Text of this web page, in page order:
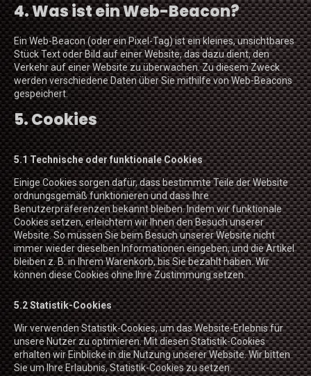
4. Was ist ein Web-Beacon?
Ein Web-Beacon (oder ein Pixel-Tag) ist ein kleines, unsichtbares
Stück Text oder Bild auf einer Website, das dazu dient, den
Verkehr auf einer Website zu überwachen. Zu diesem Zweck
werden verschiedene Daten über Sie mithilfe von Web-Beacons
gespeichert.
5. Cookies
5.1 Technische oder funktionale Cookies
Einige Cookies sorgen dafür, dass bestimmte Teile der Website
ordnungsgemäß funktionieren und dass Ihre
Benutzerpräferenzen bekannt bleiben. Indem wir funktionale
Cookies setzen, erleichtern wir Ihnen den Besuch unserer
Website. So müssen Sie beim Besuch unserer Website nicht
immer wieder dieselben Informationen eingeben, und die Artikel
bleiben z. B. in Ihrem Warenkorb, bis Sie bezahlt haben. Wir
können diese Cookies ohne Ihre Zustimmung setzen.
5.2 Statistik-Cookies
Wir verwenden Statistik-Cookies, um das Website-Erlebnis für
unsere Nutzer zu optimieren. Mit diesen Statistik-Cookies
erhalten wir Einblicke in die Nutzung unserer Website. Wir bitten
Sie um Ihre Erlaubnis, Statistik-Cookies zu setzen.